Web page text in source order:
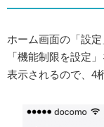
ホーム画面の「設
「機能制限を設定
表示されるので、4